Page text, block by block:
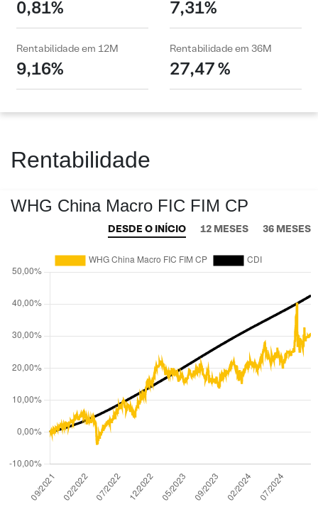
0,81% 7,31%
Rentabilidade em 12M
9,16%
Rentabilidade em 36M
27,47 %
Rentabilidade
WHG China Macro FIC FIM CP
DESDE O INÍCIO 12 MESES 36 MESES